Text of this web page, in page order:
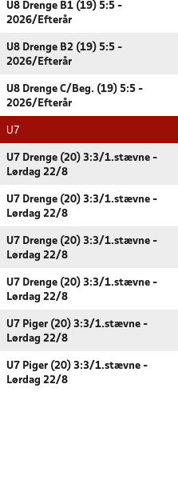
U8 Drenge B1 (19) 5:5 -
2026/Efterår
U8 Drenge B2 (19) 5:5 -
2026/Efterår
U8 Drenge C/Beg. (19) 5:5 -
2026/Efterår
U7
U7 Drenge (20) 3:3/1.stævne -
Lørdag 22/8
U7 Drenge (20) 3:3/1.stævne -
Lørdag 22/8
U7 Drenge (20) 3:3/1.stævne -
Lørdag 22/8
U7 Drenge (20) 3:3/1.stævne -
Lørdag 22/8
U7 Piger (20) 3:3/1.stævne -
Lørdag 22/8
U7 Piger (20) 3:3/1.stævne -
Lørdag 22/8